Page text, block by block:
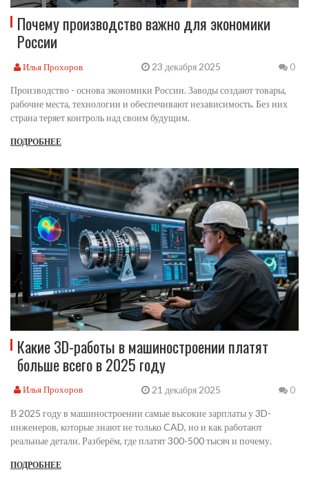
Почему производство важно для экономики
России
Илья Прохоров 23 декабря 2025 0
Производство - основа экономики России. Заводы создают товары,
рабочие места, технологии и обеспечивают независимость. Без них
страна теряет контроль над своим будущим.
ПОДРОБНЕЕ
Какие 3D-работы в машиностроении платят
больше всего в 2025 году
Илья Прохоров 21 декабря 2025 0
В 2025 году в машиностроении самые высокие зарплаты у 3D-
инженеров, которые знают не только CAD, но и как работают
реальные детали. Разберём, где платят 300-500 тысяч и почему.
ПОДРОБНЕЕ